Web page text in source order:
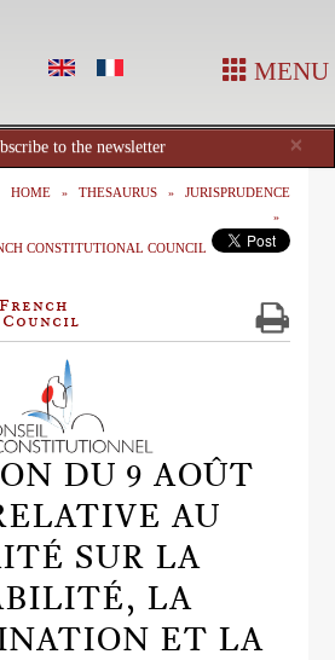
MENU
×
to the newsletter
HOME THESAURUS JURISPRUDENCE
CONSTITUTIONAL COUNCIL
DU 9 AOÛT
AU
SUR LA
LA
ET LA